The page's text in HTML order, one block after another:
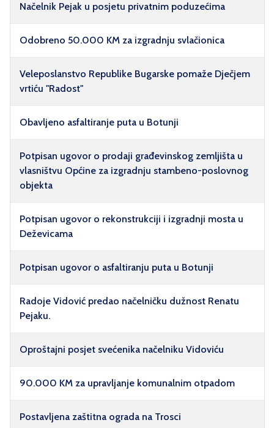
Načelnik Pejak u posjetu privatnim poduzećima
Odobreno 50.000 KM za izgradnju svlačionica
Veleposlanstvo Republike Bugarske pomaže Dječjem
vrtiću "Radost"
Obavljeno asfaltiranje puta u Botunji
Potpisan ugovor o prodaji građevinskog zemljišta u
vlasništvu Općine za izgradnju stambeno-poslovnog
objekta
Potpisan ugovor o rekonstrukciji i izgradnji mosta u
Deževicama
Potpisan ugovor o asfaltiranju puta u Botunji
Radoje Vidović predao načelničku dužnost Renatu
Pejaku.
Oproštajni posjet svećenika načelniku Vidoviću
90.000 KM za upravljanje komunalnim otpadom
Postavljena zaštitna ograda na Trosci